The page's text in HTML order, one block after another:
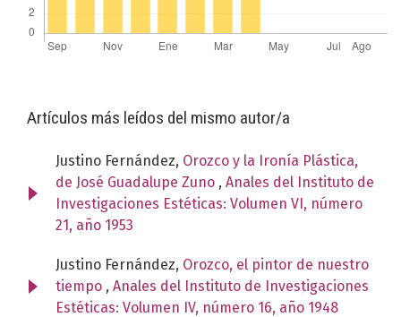
Artículos más leídos del mismo autor/a
Justino Fernández, Orozco y la Ironía Plástica,
de José Guadalupe Zuno , Anales del Instituto de
Investigaciones Estéticas: Volumen VI, número
21, año 1953
Justino Fernández, Orozco, el pintor de nuestro
tiempo , Anales del Instituto de Investigaciones
Estéticas: Volumen IV, número 16, año 1948